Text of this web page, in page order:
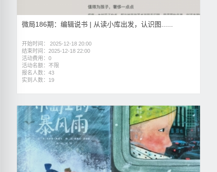
微局186期：编辑说书 | 从读小库出发，认识图......
开始时间： 2025-12-18 20:00
结束时间：2025-12-18 22:00
活动费用：0
活动名额：不限
报名人数：43
实到人数：19